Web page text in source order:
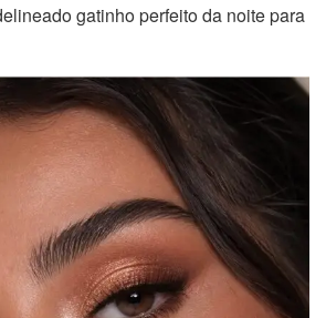
gatinho perfeito da noite para